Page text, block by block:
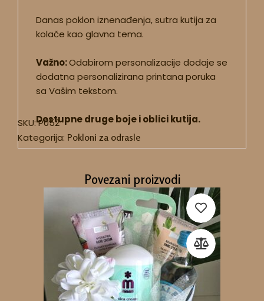
Danas poklon iznenađenja, sutra kutija za
kolače kao glavna tema.
Važno:Odabirom personalizacije dodaje se
dodatna personalizirana printana poruka
sa Vašim tekstom.
Dostupne druge boje i oblici kutija.
SKU:P052
Kategorija: Pokloni za odrasle
Povezani proizvodi